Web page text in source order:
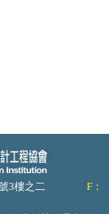
3樓之二 F：